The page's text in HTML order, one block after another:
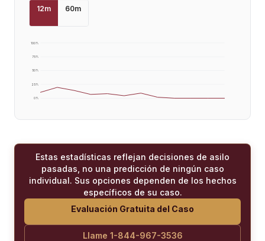
12m 60m
0%
25%
50%
75%
100%
Estas estadísticas reflejan decisiones de asilo
pasadas, no una predicción de ningún caso
individual. Sus opciones dependen de los hechos
específicos de su caso.
Evaluación Gratuita del Caso
Llame 1-844-967-3536